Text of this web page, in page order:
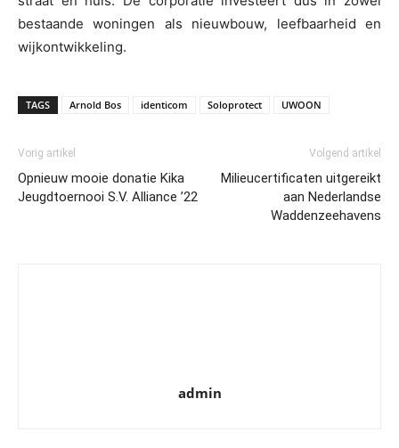
bestaande woningen als nieuwbouw, leefbaarheid en
wijkontwikkeling.
TAGS Arnold Bos identicom Soloprotect UWOON
Vorig artikel
Opnieuw mooie donatie Kika
Jeugdtoernooi S.V. Alliance ’22
Volgend artikel
Milieucertificaten uitgereikt
aan Nederlandse
Waddenzeehavens
admin